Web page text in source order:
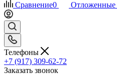
Сравнение0 Отложенные
Телефоны
+7 (917) 309-62-72
Заказать звонок